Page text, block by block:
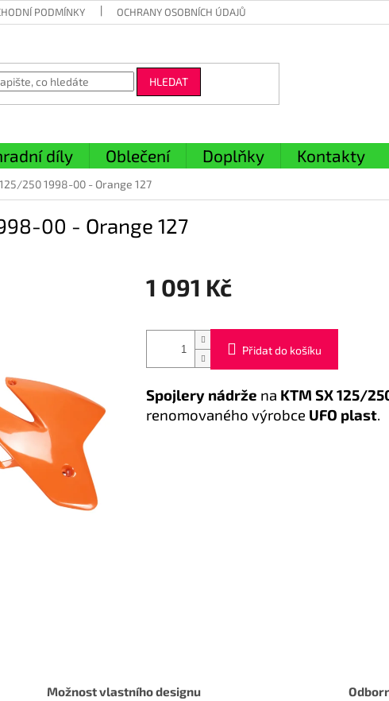
PODMÍNKY OCHRANY OSOBNÍCH ÚDAJŮ
HLEDAT
díly Oblečení Doplňky Kontakty
250 1998-00 - Orange 127
00 - Orange 127
1 091 Kč
cena:
Přidat do košíku
Spojlery nádrže na KTM SX 125/
renomovaného výrobce UFO plast.
Možnost vlastního designu